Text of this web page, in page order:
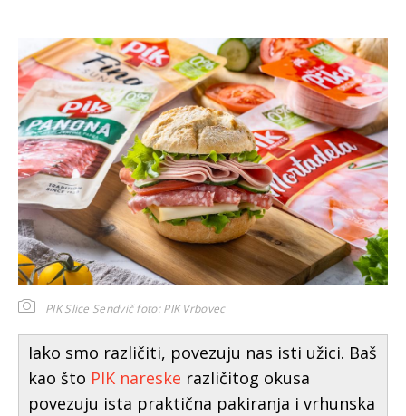
PIK Slice Sendvičfoto: PIK Vrbovec
Iako smo različiti, povezuju nas isti užici. Baš
kao što PIK nareske različitog okusa
povezuju ista praktična pakiranja i vrhunska